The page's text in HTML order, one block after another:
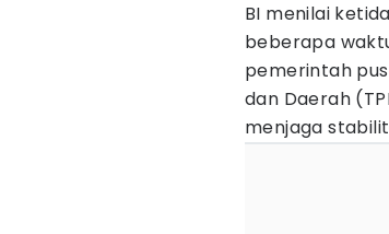
BI menilai
beberapa
pemerintah
dan Daerah
menjaga